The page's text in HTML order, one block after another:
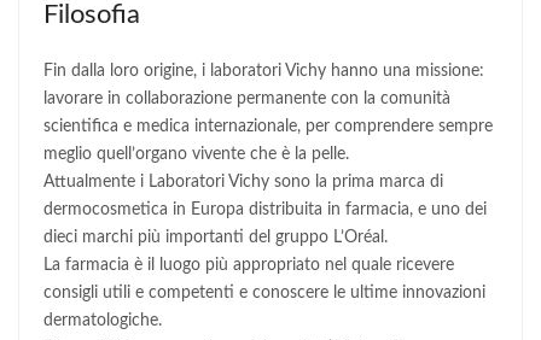
Filosofia
Fin dalla loro origine, i laboratori Vichy hanno una missione:
lavorare in collaborazione permanente con la comunità
scientifica e medica internazionale, per comprendere sempre
meglio quell’organo vivente che è la pelle.
Attualmente i Laboratori Vichy sono la prima marca di
dermocosmetica in Europa distribuita in farmacia, e uno dei
dieci marchi più importanti del gruppo L’Oréal.
La farmacia è il luogo più appropriato nel quale ricevere
consigli utili e competenti e conoscere le ultime innovazioni
dermatologiche.